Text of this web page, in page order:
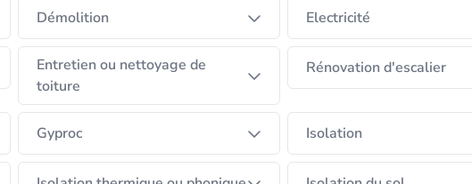
Démolition Electricité
Entretien ou nettoyage de
toiture
Rénovation d'escalier
Gyproc Isolation